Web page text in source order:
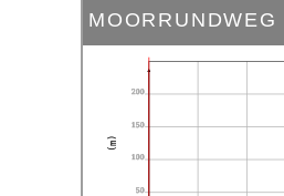
MOORRUNDWEG
50
100
150
200
(m)